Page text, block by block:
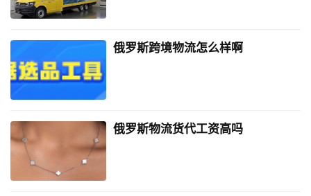
俄罗斯跨境物流怎么样啊
俄罗斯物流货代工资高吗